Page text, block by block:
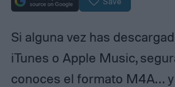
Si alguna vez has
iTunes o Apple Music,
conoces el formato M4A…